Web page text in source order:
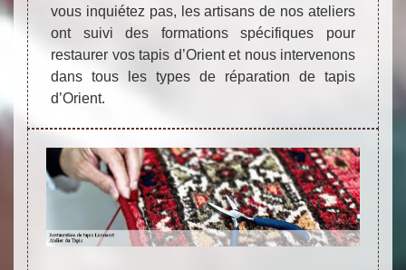
vous inquiétez pas, les artisans de nos ateliers
ont suivi des formations spécifiques pour
restaurer vos tapis d’Orient et nous intervenons
dans tous les types de réparation de tapis
d’Orient.